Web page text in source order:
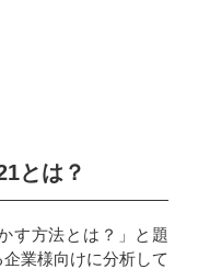
とは？
す方法とは？」と題
業様向けに分析して